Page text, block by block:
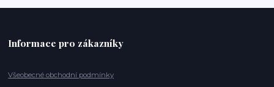
Informace pro zákazníky
Všeobecné obchodní podmínky